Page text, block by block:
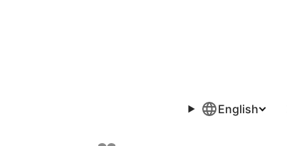
English